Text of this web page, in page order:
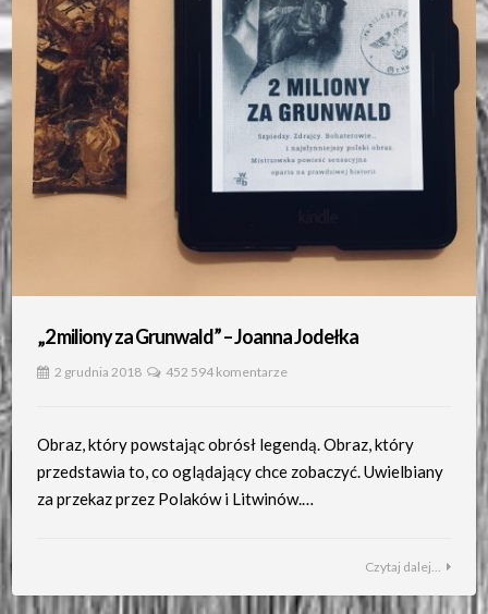
„2 miliony za Grunwald” – Joanna Jodełka
2 grudnia 2018 452 594 komentarze
Obraz, który powstając obrósł legendą. Obraz, który
przedstawia to, co oglądający chce zobaczyć. Uwielbiany
za przekaz przez Polaków i Litwinów.…
Czytaj dalej...